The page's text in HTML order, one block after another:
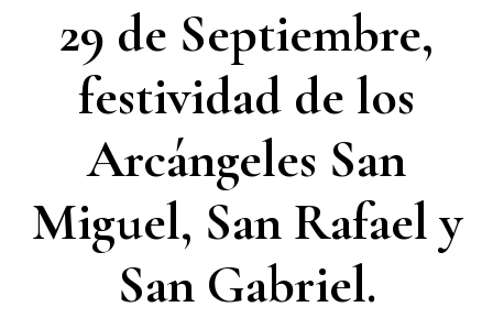
29 de Septiembre,
festividad de los
Arcángeles San
Miguel, San Rafael y
San Gabriel.